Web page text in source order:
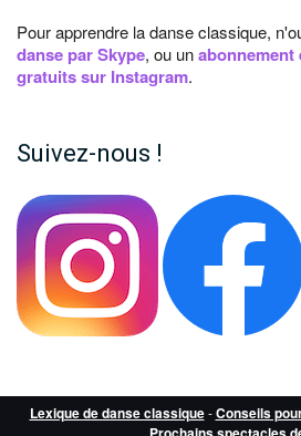
Pour apprendre la danse classique,
danse par Skype, ou unabonnement
gratuits sur Instagram.
Suivez-nous !
Lexique de danse classique-Conseils